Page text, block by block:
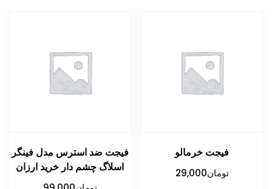
فیجت خرمالو
تومان29,000
فیجت ضد استرس مدل فینگر
اسلاگ چشم دار خرید ارزان